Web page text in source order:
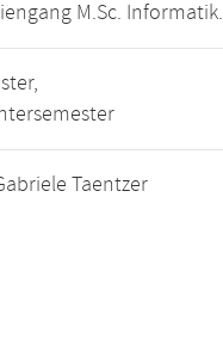
M.Sc. Informatik.
Taentzer